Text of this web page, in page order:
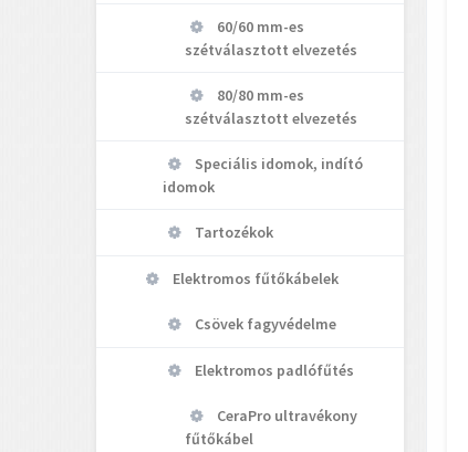
60/60 mm-es
szétválasztott elvezetés
80/80 mm-es
szétválasztott elvezetés
Speciális idomok, indító
idomok
Tartozékok
Elektromos fűtőkábelek
Csövek fagyvédelme
Elektromos padlófűtés
CeraPro ultravékony
fűtőkábel